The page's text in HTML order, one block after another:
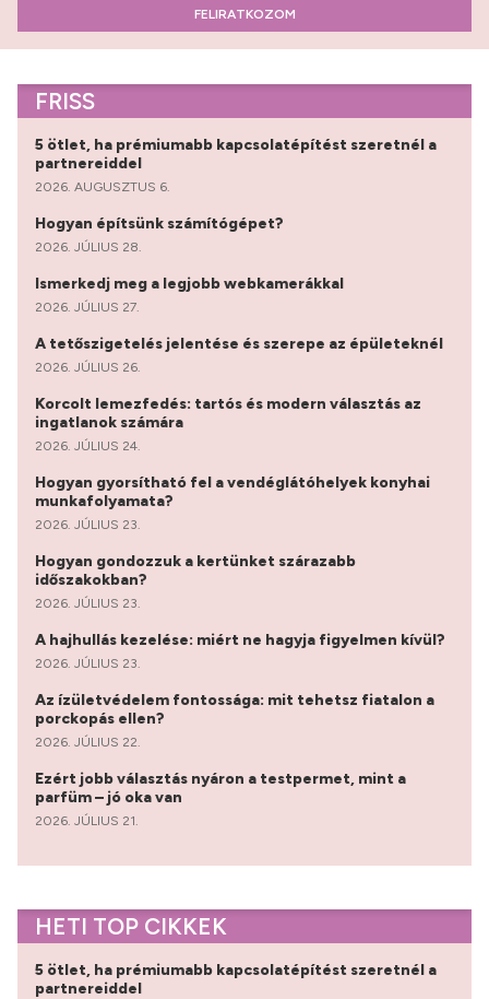
FELIRATKOZOM
FRISS
5 ötlet, ha prémiumabb kapcsolatépítést szeretnél a
partnereiddel
2026. AUGUSZTUS 6.
Hogyan építsünk számítógépet?
2026. JÚLIUS 28.
Ismerkedj meg a legjobb webkamerákkal
2026. JÚLIUS 27.
A tetőszigetelés jelentése és szerepe az épületeknél
2026. JÚLIUS 26.
Korcolt lemezfedés: tartós és modern választás az
ingatlanok számára
2026. JÚLIUS 24.
Hogyan gyorsítható fel a vendéglátóhelyek konyhai
munkafolyamata?
2026. JÚLIUS 23.
Hogyan gondozzuk a kertünket szárazabb
időszakokban?
2026. JÚLIUS 23.
A hajhullás kezelése: miért ne hagyja figyelmen kívül?
2026. JÚLIUS 23.
Az ízületvédelem fontossága: mit tehetsz fiatalon a
porckopás ellen?
2026. JÚLIUS 22.
Ezért jobb választás nyáron a testpermet, mint a
parfüm – jó oka van
2026. JÚLIUS 21.
HETI TOP CIKKEK
5 ötlet, ha prémiumabb kapcsolatépítést szeretnél a
partnereiddel